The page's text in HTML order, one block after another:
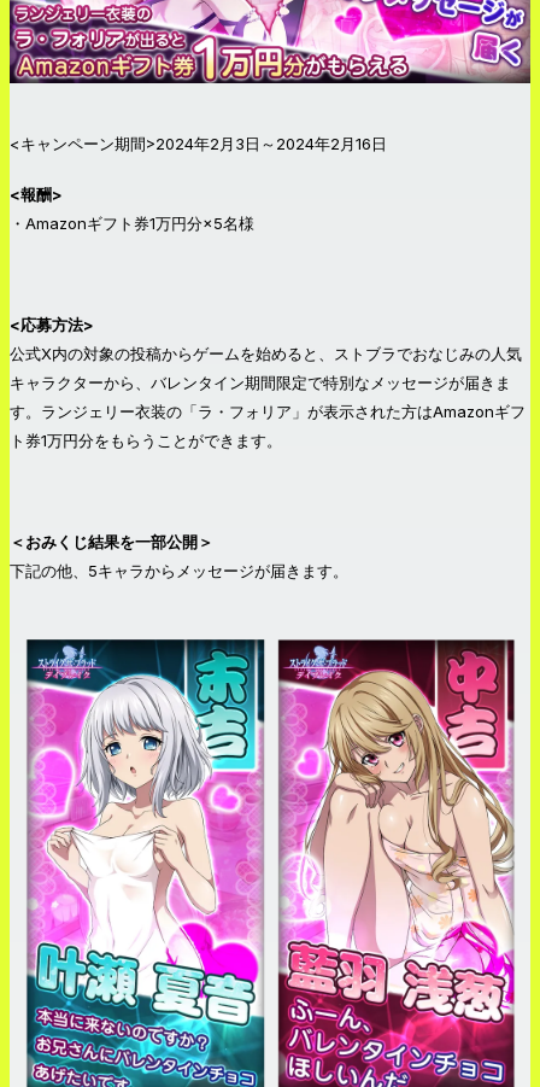
<キャンペーン期間>2024年2月3日～2024年2月16日
<報酬>
・Amazonギフト券1万円分×5名様
<応募方法>
公式X内の対象の投稿からゲームを始めると、ストブラでおなじみの人気
キャラクターから、バレンタイン期間限定で特別なメッセージが届きま
す。ランジェリー衣装の「ラ・フォリア」が表示された方はAmazonギフ
ト券1万円分をもらうことができます。
＜おみくじ結果を一部公開＞
下記の他、5キャラからメッセージが届きます。